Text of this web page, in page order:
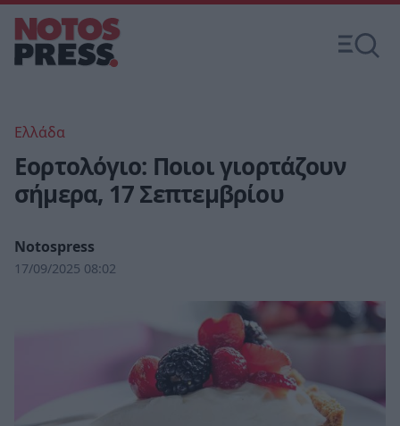
Ελλάδα
Εορτολόγιο: Ποιοι γιορτάζουν
σήμερα, 17 Σεπτεμβρίου
Notospress
17/09/2025 08:02